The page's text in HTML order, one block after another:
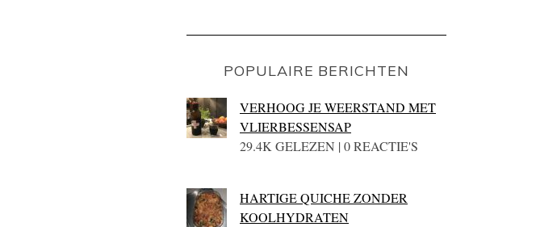
POPULAIRE BERICHTEN
VERHOOG JE WEERSTAND MET
VLIERBESSENSAP
29.4K GELEZEN | 0 REACTIE'S
HARTIGE QUICHE ZONDER
KOOLHYDRATEN